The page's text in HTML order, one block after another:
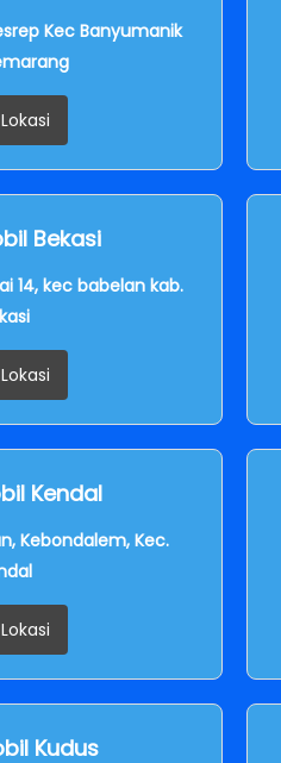
Kec Banyumanik
Bekasi
14, kec babelan kab.
Kendal
Kebondalem, Kec.
Kudus